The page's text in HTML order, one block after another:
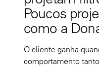
Poucos
como a
O cliente ganha
comportamento